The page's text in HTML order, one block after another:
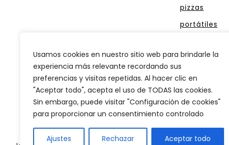
Usamos cookies en nuestro sitio web para brindarle la
experiencia más relevante recordando sus
preferencias y visitas repetidas. Al hacer clic en
"Aceptar todo", acepta el uso de TODAS las cookies.
Sin embargo, puede visitar "Configuración de cookies"
para proporcionar un consentimiento controlado
Ajustes Rechazar Aceptar todo
pizzas
portátiles
rústicos
tambor